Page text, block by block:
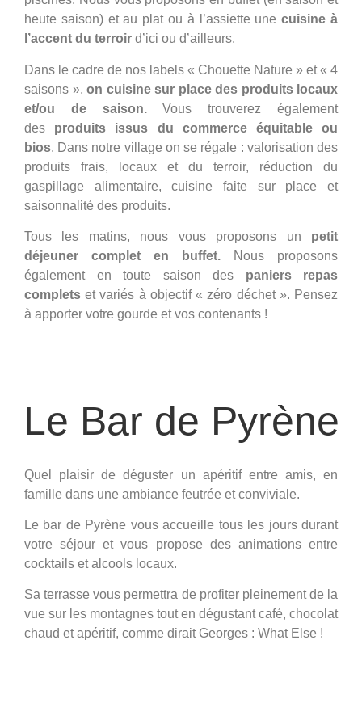
heute saison) et au plat ou à l’assiette unecuisine à
l’accent du terroir d’ici ou d’ailleurs.
Dans le cadre de nos labels « Chouette Nature » et « 4
saisons », on cuisine sur place des produits locaux
et/ou de saison.Vous trouverez également
des produits issus du commerce équitable ou
bios. Dans notre village on se régale : valorisation des
produits frais, locaux et du terroir, réduction du
gaspillage alimentaire, cuisine faite sur place et
saisonnalité des produits.
Tous les matins, nous vous proposons un petit
déjeuner complet en buffet.
Nous proposons
également en toute saison des paniers repas
complets et variés à objectif « zéro déchet ». Pensez
à apporter votre gourde et vos contenants !
Le Bar de Pyrène
Quel plaisir de déguster un apéritif entre amis, en
famille dans une ambiance feutrée et conviviale.
Le bar de Pyrène vous accueille tous les jours durant
votre séjour et vous propose des animations entre
cocktails et alcools locaux.
Sa terrasse vous permettra de profiter pleinement de la
vue sur les montagnes tout en dégustant café, chocolat
chaud et apéritif, comme dirait Georges : What Else !